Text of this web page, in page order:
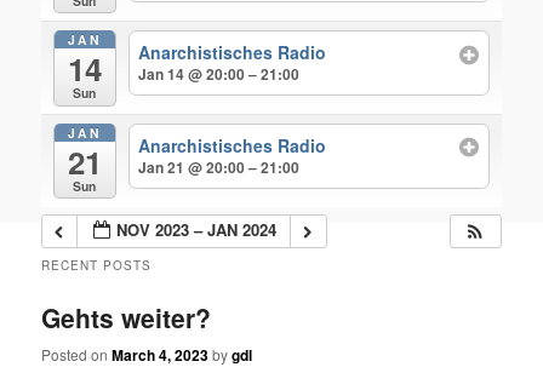
JAN
14
Sun
Anarchistisches Radio
Jan 14 @ 20:00 – 21:00
JAN
21
Sun
Anarchistisches Radio
Jan 21 @ 20:00 – 21:00
NOV 2023 – JAN 2024
RECENT POSTS
Gehts weiter?
Posted onMarch 4, 2023bygdl